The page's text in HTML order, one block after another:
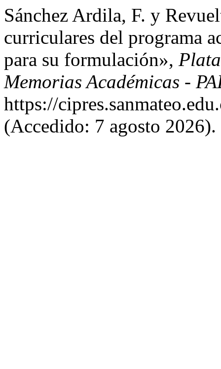
Sánchez Ardila, F. y
curriculares del programa
para su formulación»,
Memorias Académicas -
https://
(Accedido: 7 agosto 2026).